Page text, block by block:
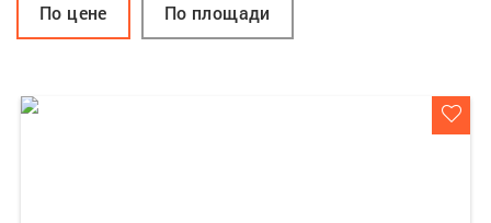
По цене По площади